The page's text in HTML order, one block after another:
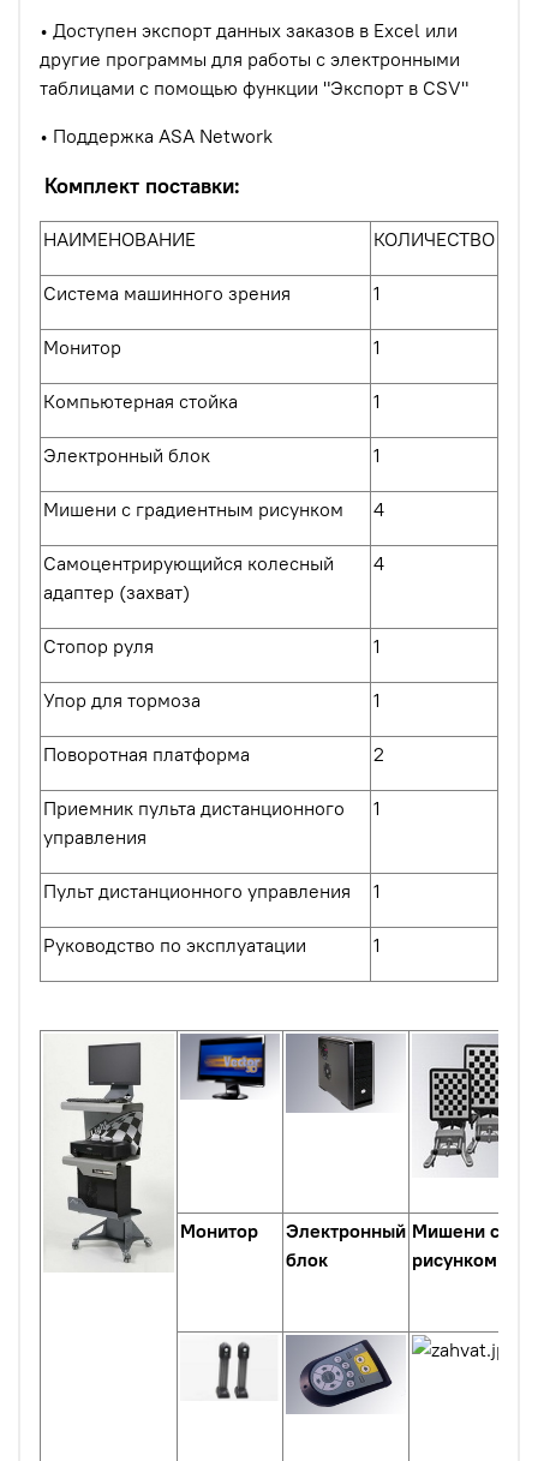
• Доступен экспорт данных заказов в Excel или
другие программы для работы с электронными
таблицами с помощью функции "Экспорт в CSV"
• Поддержка ASA Network
Комплект поставки:
НАИМЕНОВАНИЕ КОЛИЧЕСТВО
Система машинного зрения 1
Монитор 1
Компьютерная стойка 1
Электронный блок 1
Мишени с градиентным рисунком 4
Самоцентрирующийся колесный
адаптер (захват)
4
Стопор руля 1
Упор для тормоза 1
Поворотная платформа 2
Приемник пульта дистанционного
управления
1
Пульт дистанционного управления 1
Руководство по эксплуатации 1
Монитор
Электронный
блок
Мишени с
рисунком